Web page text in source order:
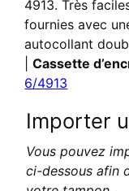
4913. Très
fournies avec
autocollant
|Cassette
6/4913
Importer
Vous pouvez
ci-dessous afin